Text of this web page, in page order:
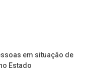
em situação de
Estado